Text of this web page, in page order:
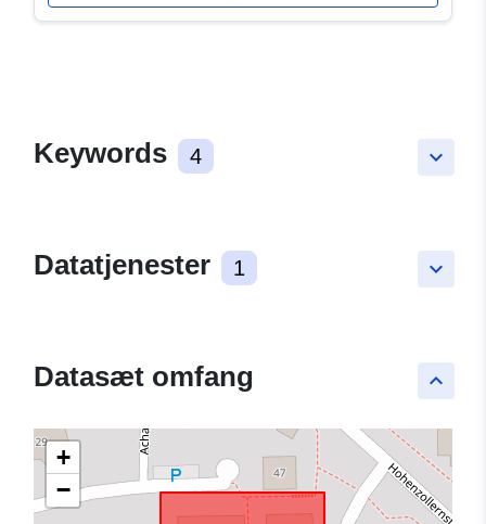
keyboard_arrow_down
Keywords 4
keyboard_arrow_down
Datatjenester 1
keyboard_arrow_up
Datasæt omfang
+
−